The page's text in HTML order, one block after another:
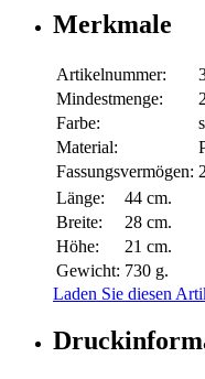
Merkmale
Artikelnummer:
Mindestmenge:
Farbe:
Material:
Fassungsvermögen:
Länge:
44 cm.
Breite:
28 cm.
Höhe:
21 cm.
Gewicht: 730 g.
Laden Sie diesen